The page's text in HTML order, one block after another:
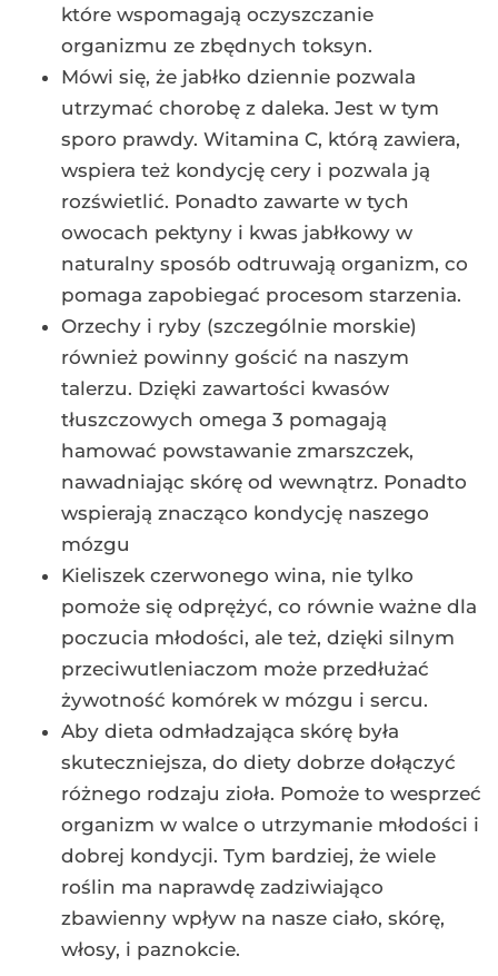
które wspomagają oczyszczanie
organizmu ze zbędnych toksyn.
Mówi się, że jabłko dziennie pozwala
utrzymać chorobę z daleka. Jest w tym
sporo prawdy. Witamina C, którą zawiera,
wspiera też kondycję cery i pozwala ją
rozświetlić. Ponadto zawarte w tych
owocach pektyny i kwas jabłkowy w
naturalny sposób odtruwają organizm, co
pomaga zapobiegać procesom starzenia.
Orzechy i ryby (szczególnie morskie)
również powinny gościć na naszym
talerzu. Dzięki zawartości kwasów
tłuszczowych omega 3 pomagają
hamować powstawanie zmarszczek,
nawadniając skórę od wewnątrz. Ponadto
wspierają znacząco kondycję naszego
mózgu
Kieliszek czerwonego wina, nie tylko
pomoże się odprężyć, co równie ważne dla
poczucia młodości, ale też, dzięki silnym
przeciwutleniaczom może przedłużać
żywotność komórek w mózgu i sercu.
Aby dieta odmładzająca skórę była
skuteczniejsza, do diety dobrze dołączyć
różnego rodzaju zioła. Pomoże to wesprzeć
organizm w walce o utrzymanie młodości i
dobrej kondycji. Tym bardziej, że wiele
roślin ma naprawdę zadziwiająco
zbawienny wpływ na nasze ciało, skórę,
włosy, i paznokcie.